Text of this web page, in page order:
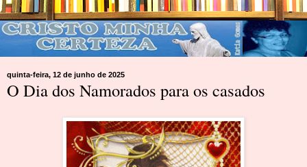
quinta-feira, 12 de junho de 2025
O Dia dos Namorados para os casados